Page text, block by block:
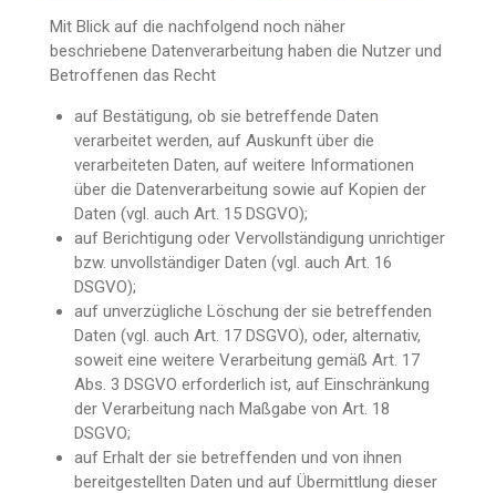
Mit Blick auf die nachfolgend noch näher
beschriebene Datenverarbeitung haben die Nutzer und
Betroffenen das Recht
auf Bestätigung, ob sie betreffende Daten
verarbeitet werden, auf Auskunft über die
verarbeiteten Daten, auf weitere Informationen
über die Datenverarbeitung sowie auf Kopien der
Daten (vgl. auch Art. 15 DSGVO);
auf Berichtigung oder Vervollständigung unrichtiger
bzw. unvollständiger Daten (vgl. auch Art. 16
DSGVO);
auf unverzügliche Löschung der sie betreffenden
Daten (vgl. auch Art. 17 DSGVO), oder, alternativ,
soweit eine weitere Verarbeitung gemäß Art. 17
Abs. 3 DSGVO erforderlich ist, auf Einschränkung
der Verarbeitung nach Maßgabe von Art. 18
DSGVO;
auf Erhalt der sie betreffenden und von ihnen
bereitgestellten Daten und auf Übermittlung dieser